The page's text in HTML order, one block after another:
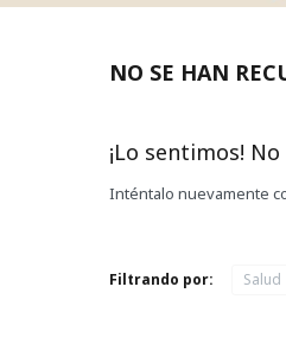
NO SE HAN
¡Lo sentimos!
Inténtalo nuevamente
Filtrando por: Salud